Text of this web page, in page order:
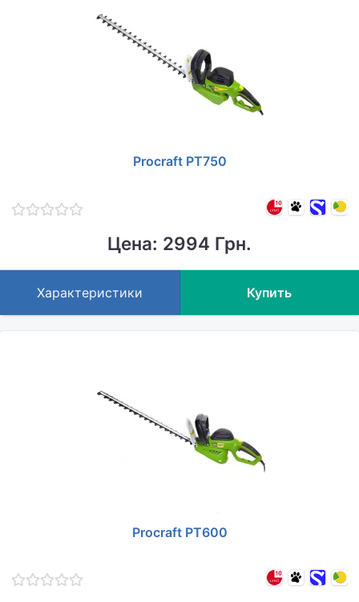
Procraft PT750
Цена: 2994 Грн.
Характеристики Купить
Procraft PT600